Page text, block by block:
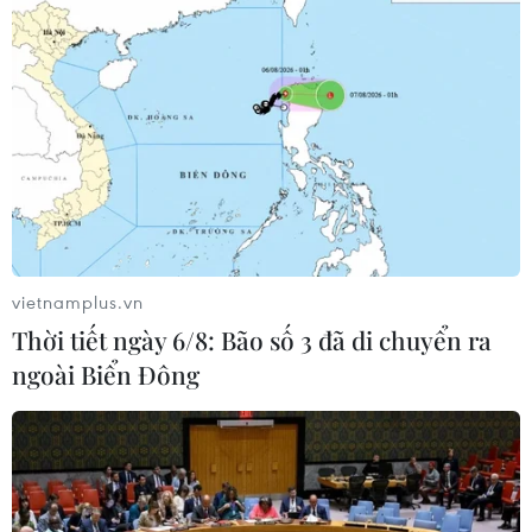
#giá dầu #dự trữ nhiên liệu #dầu mỏ
Theo dõi VietnamPlus
TIN LIÊN QUAN
vietnamplus.vn
Thời tiết ngày 6/8: Bão số 3 đã di chuyển ra
ngoài Biển Đông